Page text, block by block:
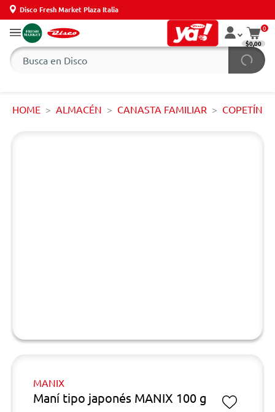
Disco Fresh Market Plaza Italia
0
$0,00
HOME ALMACÉN CANASTA FAMILIAR COPETÍN
MANIX
Maní tipo japonés MANIX 100 g